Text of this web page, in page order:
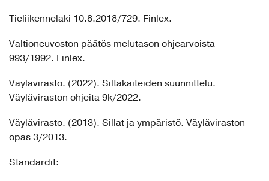
Tieliikennelaki 10.8.2018/729. Finlex.
Valtioneuvoston päätös melutason ohjearvoista
993/1992. Finlex.
Väylävirasto. (2022). Siltakaiteiden suunnittelu.
Väyläviraston ohjeita 9k/2022.
Väylävirasto. (2013). Sillat ja ympäristö. Väyläviraston
opas 3/2013.
Standardit: